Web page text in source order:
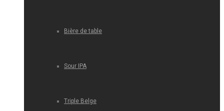
Bière de table
Sour IPA
Triple Belge